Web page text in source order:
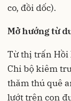
co, đồi dốc).
Mở hướng từ
Từ thị trấn Hồi
Chi bộ kiêm
thăm thú quê
lướt trên con